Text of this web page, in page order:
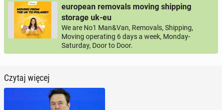
european removals moving shipping
storage uk-eu
We are No1 Man&Van, Removals, Shipping,
Moving operating 6 days a week, Monday-
Saturday, Door to Door.
Czytaj więcej